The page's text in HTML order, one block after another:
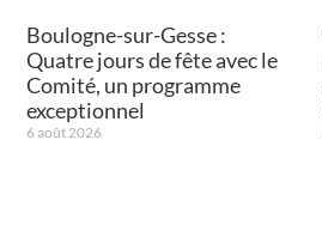
Boulogne-sur-Gesse :
Quatre jours de fête avec le
Comité, un programme
exceptionnel
6 août 2026